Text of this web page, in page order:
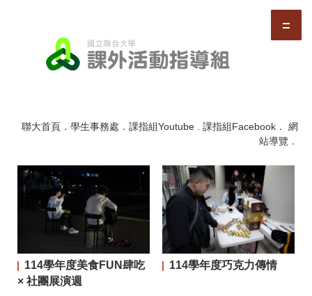
聯大首頁 ． 學生事務處 ． 課指組Youtube . 課指組Facebook ． 網
站導覽 ．
114學年度美食FUN肆吃
× 社團展演週
114學年度巧克力傳情